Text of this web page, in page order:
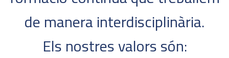
de manera interdisciplinària.
Els nostres valors són: